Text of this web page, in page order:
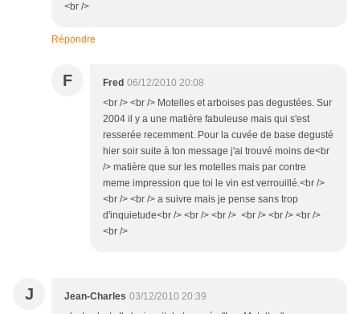
<br />
Répondre
F Fred 06/12/2010 20:08
<br /> <br /> Motelles et arboises pas degustées. Sur
2004 il y a une matière fabuleuse mais qui s'est
resserée recemment. Pour la cuvée de base degusté
hier soir suite à ton message j'ai trouvé moins de<br
/> matière que sur les motelles mais par contre
meme impression que toi le vin est verrouillé.<br />
<br /> <br /> a suivre mais je pense sans trop
d'inquietude<br /> <br /> <br /> <br /> <br /> <br />
<br />
J Jean-Charles 03/12/2010 20:39